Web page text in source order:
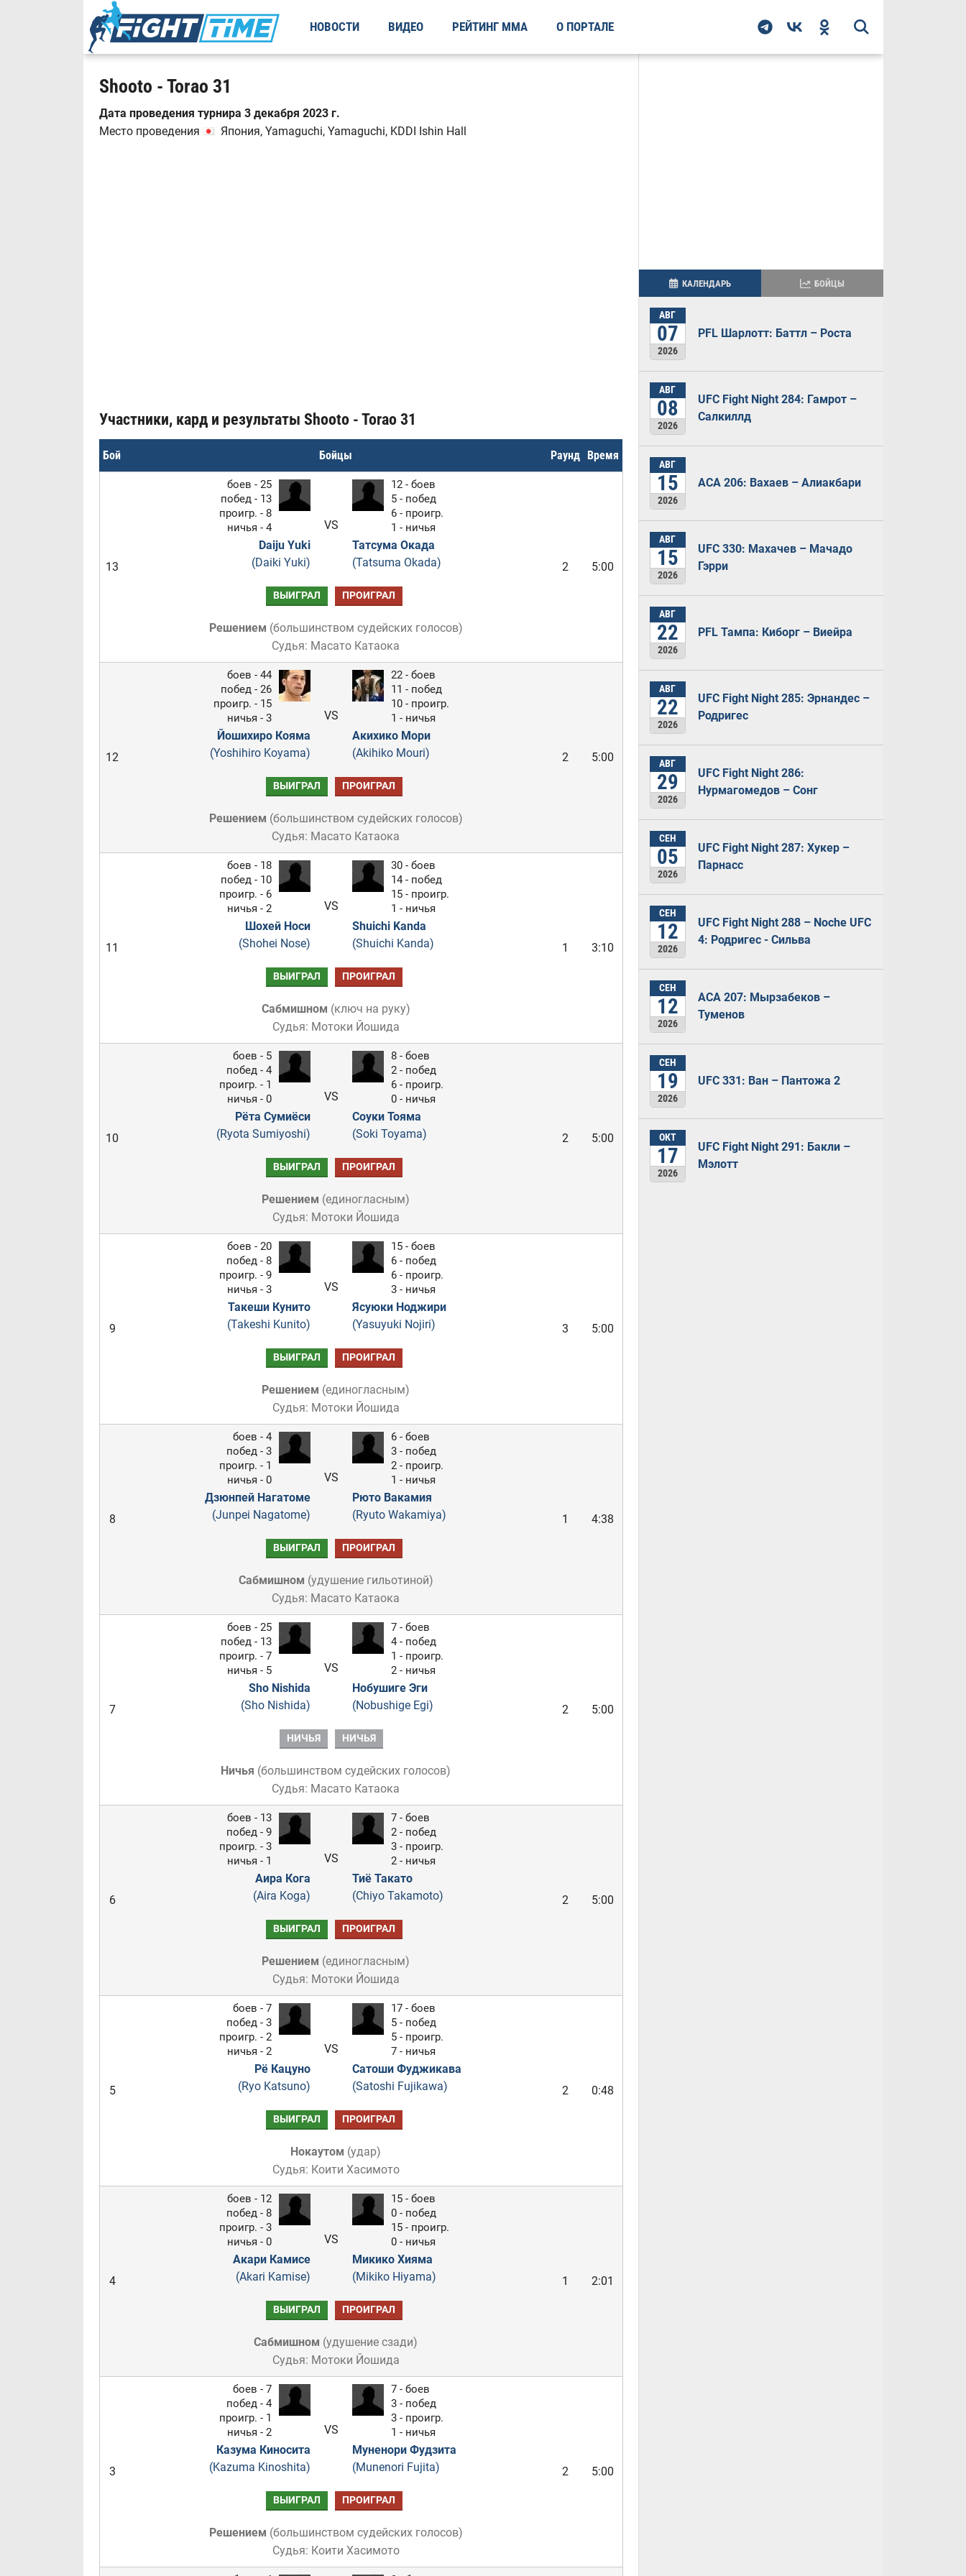
НОВОСТИ ВИДЕО РЕЙТИНГ ММА О ПОРТАЛЕ
Shooto - Torao 31
Дата проведения турнира 3 декабря 2023 г.
Место проведения
Япония, Yamaguchi, Yamaguchi, KDDI Ishin Hall
Участники, кард и результаты Shooto - Torao 31
Бой Бойцы Раунд Время
13
боев - 25
побед - 13
проигр. - 8
ничья - 4
Daiju Yuki
(Daiki Yuki)
VS
12 - боев
5 - побед
6 - проигр.
1 - ничья
Татсума Окада
(Tatsuma Okada)
2 5:00
ВЫИГРАЛ ПРОИГРАЛ
Решением (большинством судейских голосов)
Судья: Масато Катаока
12
боев - 44
побед - 26
проигр. - 15
ничья - 3
Йошихиро Кояма
(Yoshihiro Koyama)
VS
22 - боев
11 - побед
10 - проигр.
1 - ничья
Акихико Мори
(Akihiko Mouri)
2 5:00
ВЫИГРАЛ ПРОИГРАЛ
Решением (большинством судейских голосов)
Судья: Масато Катаока
11
боев - 18
побед - 10
проигр. - 6
ничья - 2
Шохей Носи
(Shohei Nose)
VS
30 - боев
14 - побед
15 - проигр.
1 - ничья
Shuichi Kanda
(Shuichi Kanda)
1 3:10
ВЫИГРАЛ ПРОИГРАЛ
Сабмишном (ключ на руку)
Судья: Мотоки Йошида
10
боев - 5
побед - 4
проигр. - 1
ничья - 0
Рёта Сумиёси
(Ryota Sumiyoshi)
VS
8 - боев
2 - побед
6 - проигр.
0 - ничья
Соуки Тояма
(Soki Toyama)
2 5:00
ВЫИГРАЛ ПРОИГРАЛ
Решением (единогласным)
Судья: Мотоки Йошида
9
боев - 20
побед - 8
проигр. - 9
ничья - 3
Такеши Кунито
(Takeshi Kunito)
VS
15 - боев
6 - побед
6 - проигр.
3 - ничья
Ясуюки Ноджири
(Yasuyuki Nojiri)
3 5:00
ВЫИГРАЛ ПРОИГРАЛ
Решением (единогласным)
Судья: Мотоки Йошида
8
боев - 4
побед - 3
проигр. - 1
ничья - 0
Дзюнпей Нагатоме
(Junpei Nagatome)
VS
6 - боев
3 - побед
2 - проигр.
1 - ничья
Рюто Вакамия
(Ryuto Wakamiya)
1 4:38
ВЫИГРАЛ ПРОИГРАЛ
Сабмишном (удушение гильотиной)
Судья: Масато Катаока
7
боев - 25
побед - 13
проигр. - 7
ничья - 5
Sho Nishida
(Sho Nishida)
VS
7 - боев
4 - побед
1 - проигр.
2 - ничья
Нобушиге Эги
(Nobushige Egi)
2 5:00
НИЧЬЯ НИЧЬЯ
Ничья (большинством судейских голосов)
Судья: Масато Катаока
6
боев - 13
побед - 9
проигр. - 3
ничья - 1
Аира Кога
(Aira Koga)
VS
7 - боев
2 - побед
3 - проигр.
2 - ничья
Тиё Такато
(Chiyo Takamoto)
2 5:00
ВЫИГРАЛ ПРОИГРАЛ
Решением (единогласным)
Судья: Мотоки Йошида
5
боев - 7
побед - 3
проигр. - 2
ничья - 2
Рё Кацуно
(Ryo Katsuno)
VS
17 - боев
5 - побед
5 - проигр.
7 - ничья
Сатоши Фуджикава
(Satoshi Fujikawa)
2 0:48
ВЫИГРАЛ ПРОИГРАЛ
Нокаутом (удар)
Судья: Коити Хасимото
4
боев - 12
побед - 8
проигр. - 3
ничья - 0
Акари Камисе
(Akari Kamise)
VS
15 - боев
0 - побед
15 - проигр.
0 - ничья
Микико Хияма
(Mikiko Hiyama)
1 2:01
ВЫИГРАЛ ПРОИГРАЛ
Сабмишном (удушение сзади)
Судья: Мотоки Йошида
3
боев - 7
побед - 4
проигр. - 1
ничья - 2
Казума Киносита
(Kazuma Kinoshita)
VS
7 - боев
3 - побед
3 - проигр.
1 - ничья
Муненори Фудзита
(Munenori Fujita)
2 5:00
ВЫИГРАЛ ПРОИГРАЛ
Решением (большинством судейских голосов)
Судья: Коити Хасимото
КАЛЕНДАРЬ БОЙЦЫ
АВГ
07
2026
PFL Шарлотт: Баттл – Роста
АВГ
08
2026
UFC Fight Night 284: Гамрот –
Салкиллд
АВГ
15
2026
ACA 206: Вахаев – Алиакбари
АВГ
15
2026
UFC 330: Махачев – Мачадо
Гэрри
АВГ
22
2026
PFL Тампа: Киборг – Виейра
АВГ
22
2026
UFC Fight Night 285: Эрнандес –
Родригес
АВГ
29
2026
UFC Fight Night 286:
Нурмагомедов – Сонг
СЕН
05
2026
UFC Fight Night 287: Хукер –
Парнасс
СЕН
12
2026
UFC Fight Night 288 – Noche UFC
4: Родригес - Сильва
СЕН
12
2026
ACA 207: Мырзабеков –
Туменов
СЕН
19
2026
UFC 331: Ван – Пантожа 2
ОКТ
17
2026
UFC Fight Night 291: Бакли –
Мэлотт